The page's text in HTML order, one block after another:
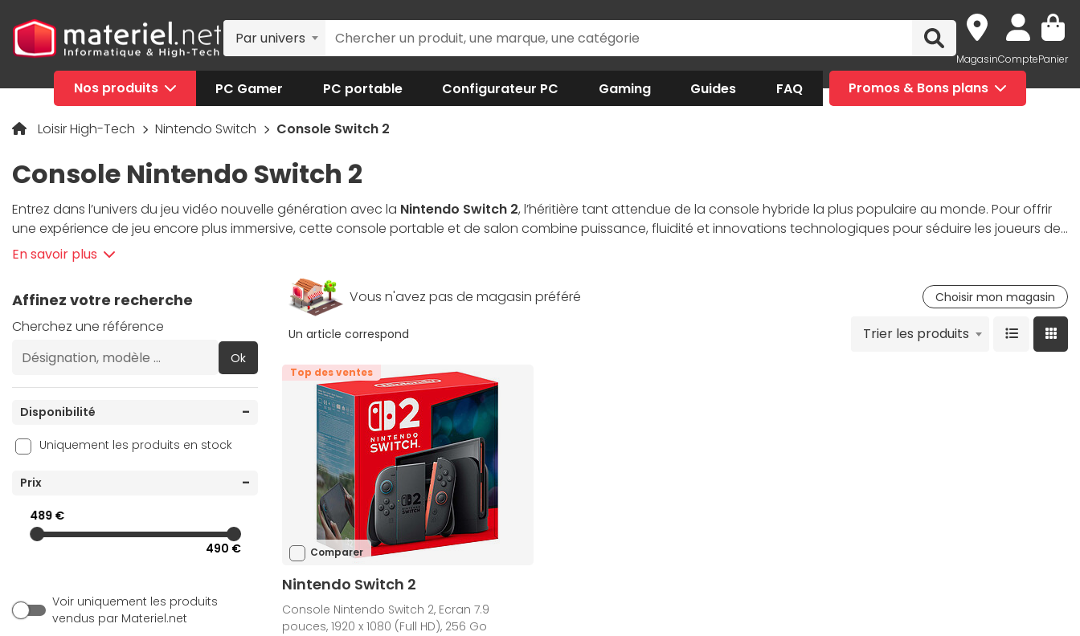
Par univers
MagasinComptePanier
Nos produits PC Gamer PC portable Configurateur PC Gaming Guides FAQ Promos & Bons plans
Loisir High-Tech Nintendo Switch Console Switch 2
Console Nintendo Switch 2
Entrez dans l’univers du jeu vidéo nouvelle génération avec la Nintendo Switch 2, l’héritière tant attendue de la console hybride la plus populaire au monde. Pour offrir
une expérience de jeu encore plus immersive, cette console portable et de salon combine puissance, fluidité et innovations technologiques pour séduire les joueurs de
tout âge. Grâce à son nouveau processeur haute performance, son écran encore plus lumineux et ses fonctionnalités connectées enrichies, cette
repousse davantage les limites du divertissement interactif, aussi bien chez soi qu’en déplacement.
En savoir plus
Affinez votre recherche
Cherchez une référence
Ok
Disponibilité
Uniquement les produits en stock
Prix
489 €
490 €
Voir uniquement les produits
vendus par Materiel.net
Vous n'avez pas de magasin préféré Choisir mon magasin
Un article correspond Trier les produits
Top des ventes
Comparer
Nintendo Switch 2
Console Nintendo Switch 2, Ecran 7.9
pouces, 1920 x 1080 (Full HD), 256 Go